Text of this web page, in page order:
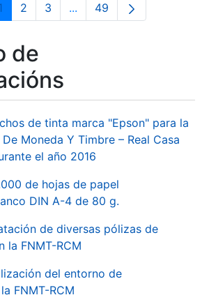
PáxinaPáxina
2 Páxina
3 ...Páxinas intermedias Use
Páxina
49
de
de tinta marca "Epson" para la
Moneda Y Timbre – Real Casa
el año 2016
de hojas de papel
DIN A-4 de 80 g.
de diversas pólizas de
la FNMT-RCM
del entorno de
FNMT-RCM